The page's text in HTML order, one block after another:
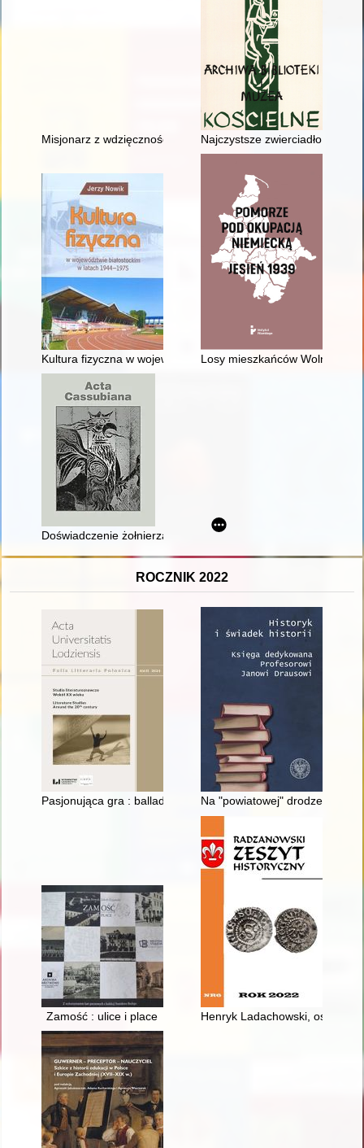
Misjonarz z wdzięczności za ocalenie z obozu w Dachau - ks.
Najczystsze zwierciadło
Kultura fizyczna w województwie białostockim w latach 1944-
Losy mieszkańców Wolnego
Doświadczenie żołnierza : o prozie wspomnieniowej Jana
ROCZNIK 2022
Pasjonująca gra : ballada o szachiście i inne "ciekawe
Na "powiatowej" drodze do
Zamość : ulice i place Henryk Ladachowski, ostatni